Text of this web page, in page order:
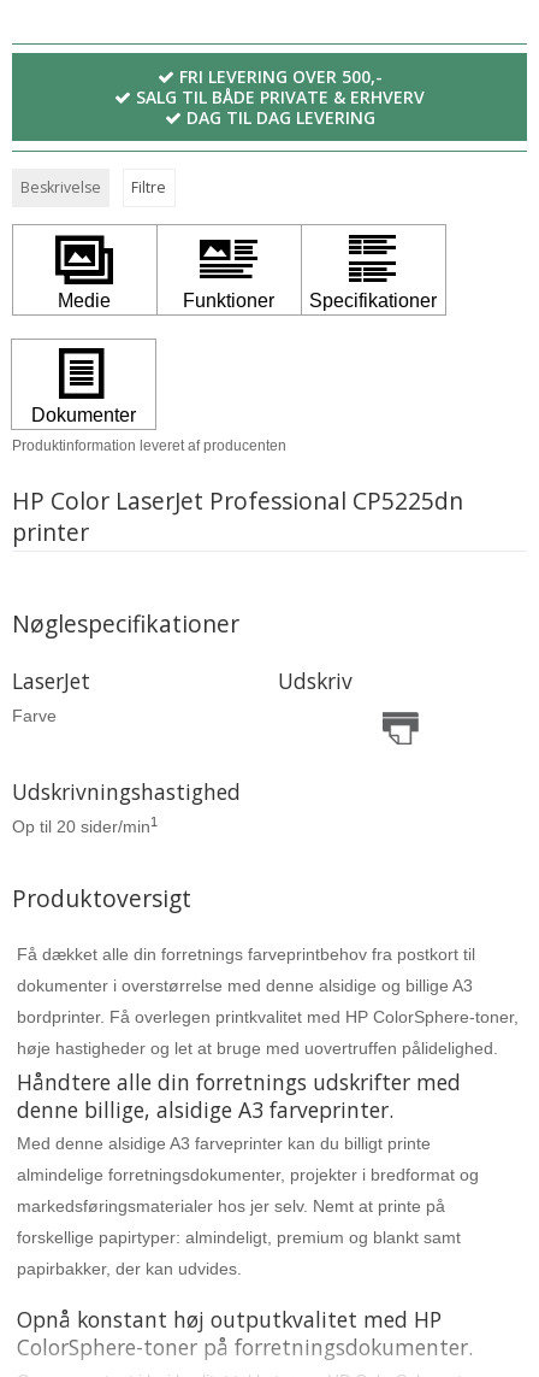
FRI LEVERING OVER 500,-
SALG TIL BÅDE PRIVATE & ERHVERV
DAG TIL DAG LEVERING
Beskrivelse Filtre
Produktinformation leveret af producenten
HP Color LaserJet Professional CP5225dn
printer
Nøglespecifikationer
LaserJet
Farve
Udskriv
Udskrivningshastighed
Op til 20 sider/min1
Produktoversigt
Få dækket alle din forretnings farveprintbehov fra postkort til
dokumenter i overstørrelse med denne alsidige og billige A3
bordprinter. Få overlegen printkvalitet med HP ColorSphere-toner,
høje hastigheder og let at bruge med uovertruffen pålidelighed.
Håndtere alle din forretnings udskrifter med
denne billige, alsidige A3 farveprinter.
Med denne alsidige A3 farveprinter kan du billigt printe
almindelige forretningsdokumenter, projekter i bredformat og
markedsføringsmaterialer hos jer selv. Nemt at printe på
forskellige papirtyper: almindeligt, premium og blankt samt
papirbakker, der kan udvides.
Opnå konstant høj outputkvalitet med HP
ColorSphere-toner på forretningsdokumenter.